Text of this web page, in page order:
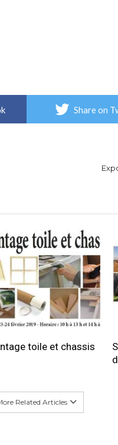
Share on
toile et chassis
Related Articles